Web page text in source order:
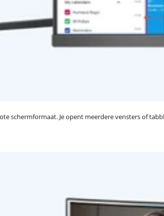
schermformaat. Je opent meerdere vensters of